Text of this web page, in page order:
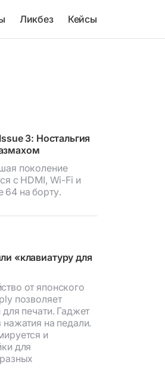
Ликбез Кейсы
3: Ностальгия
поколение
с HDMI, Wi-Fi и
на борту.
«клавиатуру для
от японского
позволяет
для печати. Гаджет
нажатия на педали.
и
для